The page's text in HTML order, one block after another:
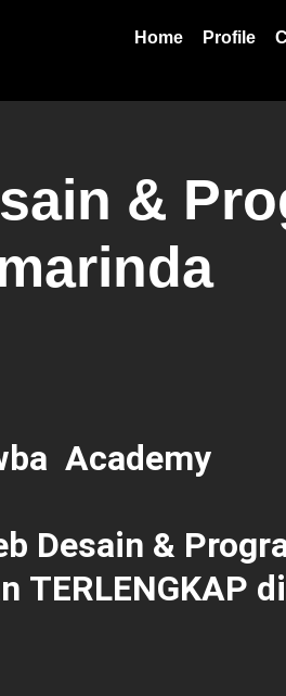
Home Profile
&
Academy
Desain &
TERLENGKAP